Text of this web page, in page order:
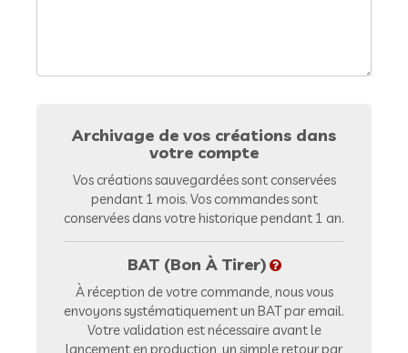
Archivage de vos créations dans
votre compte
Vos créations sauvegardées sont conservées
pendant 1 mois. Vos commandes sont
conservées dans votre historique pendant 1 an.
BAT (Bon À Tirer)
À réception de votre commande, nous vous
envoyons systématiquement un BAT par email.
Votre validation est nécessaire avant le
lancement en production, un simple retour par